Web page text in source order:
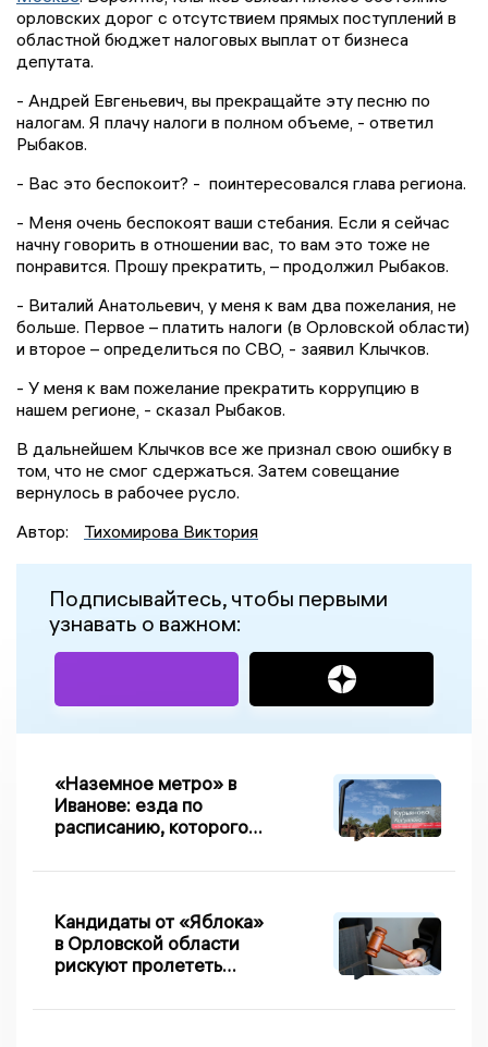
орловских дорог с отсутствием прямых поступлений в
областной бюджет налоговых выплат от бизнеса
депутата.
- Андрей Евгеньевич, вы прекращайте эту песню по
налогам. Я плачу налоги в полном объеме, - ответил
Рыбаков.
- Вас это беспокоит? - поинтересовался глава региона.
- Меня очень беспокоят ваши стебания. Если я сейчас
начну говорить в отношении вас, то вам это тоже не
понравится. Прошу прекратить, – продолжил Рыбаков.
- Виталий Анатольевич, у меня к вам два пожелания, не
больше. Первое – платить налоги (в Орловской области)
и второе – определиться по СВО, - заявил Клычков.
- У меня к вам пожелание прекратить коррупцию в
нашем регионе, - сказал Рыбаков.
В дальнейшем Клычков все же признал свою ошибку в
том, что не смог сдержаться. Затем совещание
вернулось в рабочее русло.
Автор:
Тихомирова Виктория
Подписывайтесь, чтобы первыми
узнавать о важном:
«Наземное метро» в
Иванове: езда по
расписанию, которого
которых нельзя доехать
Кандидаты от «Яблока»
в Орловской области
рискуют пролететь